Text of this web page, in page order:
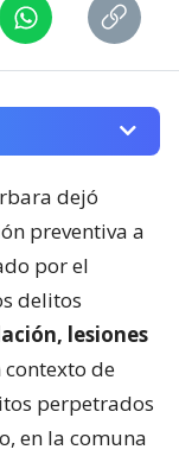
dejó
preventiva a
por el
delitos
lesiones
contexto de
perpetrados
en la comuna